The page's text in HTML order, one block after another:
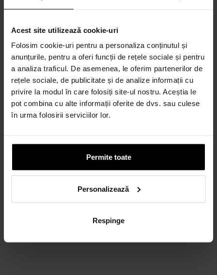
Acest site utilizează cookie-uri
Folosim cookie-uri pentru a personaliza conținutul și
anunțurile, pentru a oferi funcții de rețele sociale și pentru
a analiza traficul. De asemenea, le oferim partenerilor de
rețele sociale, de publicitate și de analize informații cu
privire la modul în care folosiți site-ul nostru. Aceștia le
pot combina cu alte informații oferite de dvs. sau culese
în urma folosirii serviciilor lor.
Permite toate
Personalizează
Respinge